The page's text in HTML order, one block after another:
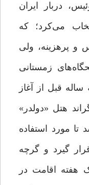
دربار ایران
می‌کرد؛ که
پرهزینه، ولی
زمستانی
قبل از آغاز
هتل «دولدر»
مورد استفاده
گیرد و گرچه
هفته اقامت در